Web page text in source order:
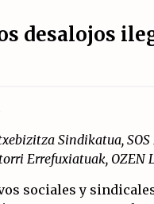
desalojos
Sindikatua,
Errefuxiatuak, OZEN